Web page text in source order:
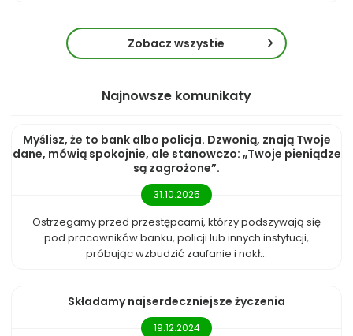
Zobacz wszystie
Najnowsze komunikaty
Myślisz, że to bank albo policja. Dzwonią, znają Twoje
dane, mówią spokojnie, ale stanowczo: „Twoje pieniądze
są zagrożone”.
31.10.2025
Ostrzegamy przed przestępcami, którzy podszywają się
pod pracowników banku, policji lub innych instytucji,
próbując wzbudzić zaufanie i nakł...
Składamy najserdeczniejsze życzenia
19.12.2024